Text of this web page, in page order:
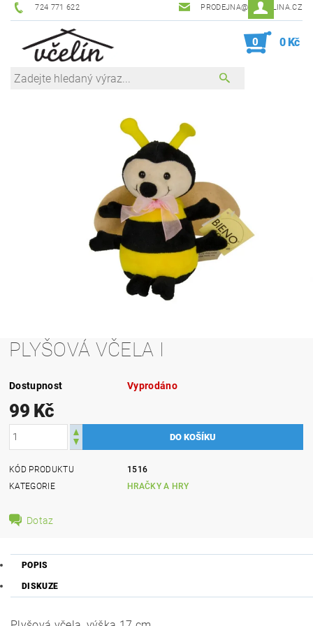
724 771 622 PRODEJNA@ZEVCELINA.CZ
0 0 Kč
PLYŠOVÁ VČELA I
Dostupnost Vyprodáno
99 Kč
KÓD PRODUKTU
1516
KATEGORIE
HRAČKY A HRY
Dotaz
POPIS
DISKUZE